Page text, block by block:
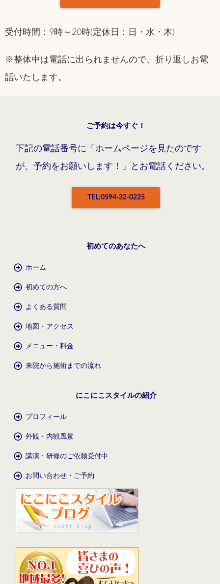
受付時間：9時～20時(定休日：日・水・木)
※整体中は電話に出られませんので、折り返しお電
話いたします。
ご予約は今すぐ！
下記の電話番号に「ホームページを見たのです
が、予約をお願いします！」とお電話ください。
TEL:0594-32-0225
初めてのあなたへ
ホーム
初めての方へ
よくある質問
地図・アクセス
メニュー・料金
来院から施術までの流れ
にこにこスタイルの紹介
プロフィール
外観・内観風景
講演・研修のご依頼受付中
お問い合わせ・ご予約